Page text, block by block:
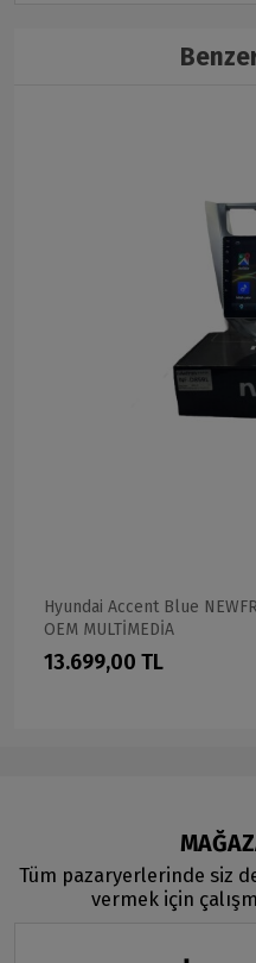
Hyundai Accent Blue
OEM MULTİMEDİA
13.699,00 TL
Tüm pazaryerlerinde siz
vermek için